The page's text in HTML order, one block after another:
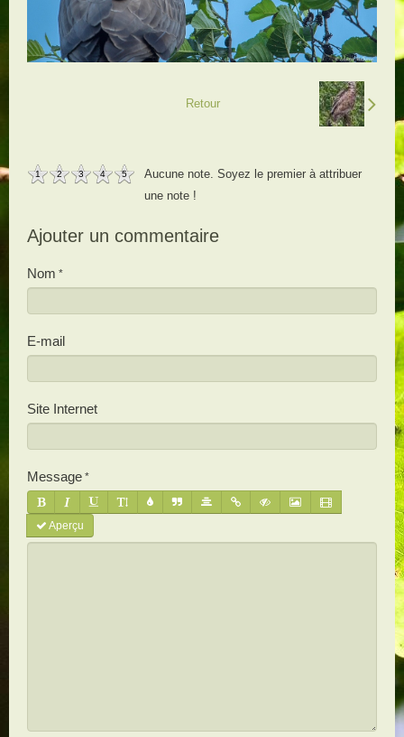
Retour
1 2 3 4 5
Aucune note. Soyez le premier à attribuer
une note !
Ajouter un commentaire
Nom
E-mail
Site Internet
Message
Aperçu